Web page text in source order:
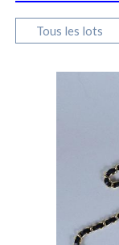
Tous les lots